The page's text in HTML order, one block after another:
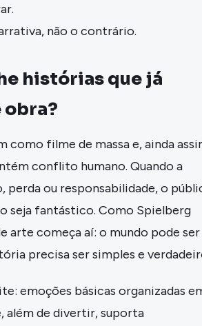
não o contrário.
histórias que já
como filme de massa e, ainda
conflito humano. Quando a
ou responsabilidade, o
seja fantástico. Como Spielberg
arte começa aí: o mundo pode ser
precisa ser simples e
emoções básicas organizadas
além de divertir, suporta